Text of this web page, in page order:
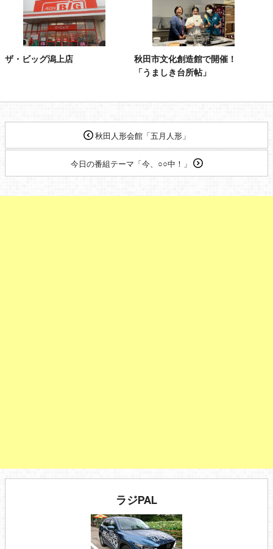
ザ・ビッグ潟上店
秋田市文化創造館で開催！
「うましき台所帖」
秋田人形会館「五月人形」
今日の番組テーマ「今、○○中！」
ラジPAL